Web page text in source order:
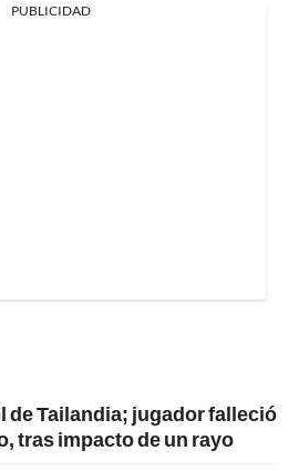
PUBLICIDAD
de Tailandia; jugador falleció
tras impacto de un rayo